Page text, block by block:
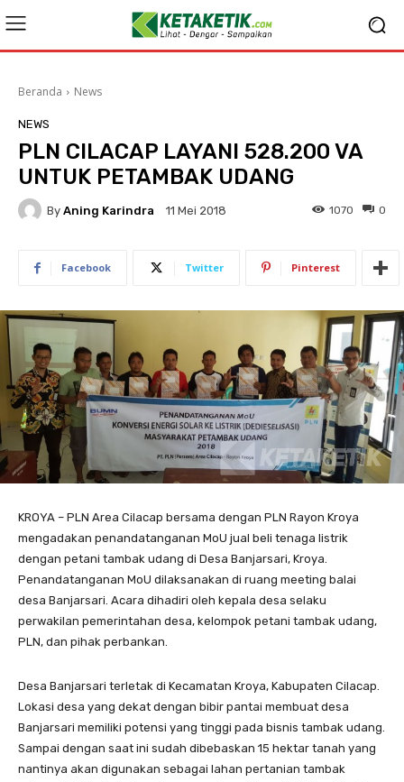
Beranda News
NEWS
PLN CILACAP LAYANI 528.200 VA
UNTUK PETAMBAK UDANG
By Aning Karindra 11 Mei 2018 0
1070
Facebook Twitter Pinterest
KROYA – PLN Area Cilacap bersama dengan PLN Rayon Kroya
mengadakan penandatanganan MoU jual beli tenaga listrik
dengan petani tambak udang di Desa Banjarsari, Kroya.
Penandatanganan MoU dilaksanakan di ruang meeting balai
desa Banjarsari. Acara dihadiri oleh kepala desa selaku
perwakilan pemerintahan desa, kelompok petani tambak udang,
PLN, dan pihak perbankan.
Desa Banjarsari terletak di Kecamatan Kroya, Kabupaten Cilacap.
Lokasi desa yang dekat dengan bibir pantai membuat desa
Banjarsari memiliki potensi yang tinggi pada bisnis tambak udang.
Sampai dengan saat ini sudah dibebaskan 15 hektar tanah yang
nantinya akan digunakan sebagai lahan pertanian tambak